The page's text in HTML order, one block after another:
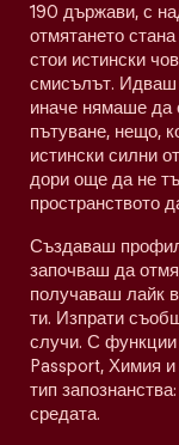
190 държави, с
отмятането
стои истински
смисълът. Идваш
иначе нямаше да
пътуване, нещо,
истински силни
дори още да не
пространството
Създаваш
започваш да
получаваш лайк
ти. Изпрати
случи. С
Passport, Химия
тип
средата.